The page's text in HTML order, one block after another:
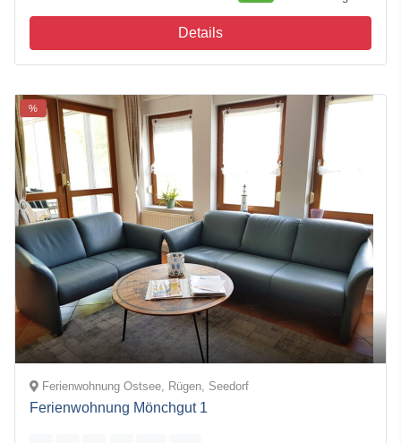
Details
%
Ferienwohnung Ostsee, Rügen, Seedorf
Ferienwohnung Mönchgut 1